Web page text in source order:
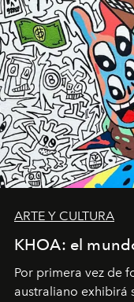
ARTE Y CULTURA
KHOA: el
Por primera vez de
australiano exhibirá